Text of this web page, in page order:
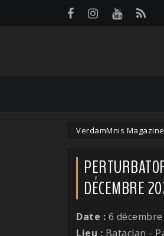
VerdamMnis Magazine
DÉCEMBRE
Date : 6
Lieu : Bataclan -
Panneau de gestion des cookies